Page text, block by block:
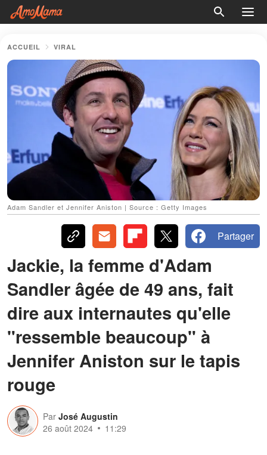
ACCUEIL VIRAL
Adam Sandler et Jennifer Aniston | Source : Getty Images
Partager
Jackie, la femme d'Adam
Sandler âgée de 49 ans, fait
dire aux internautes qu'elle
"ressemble beaucoup" à
Jennifer Aniston sur le tapis
rouge
Par José Augustin
26 août 2024
11:29